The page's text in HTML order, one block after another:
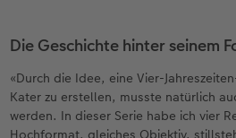
Die Geschichte hinter seinem
«Durch die Idee, eine Vier-
Kater zu erstellen, musste natürlich
werden. In dieser Serie habe ich vier
Hochformat, gleiches Objektiv,